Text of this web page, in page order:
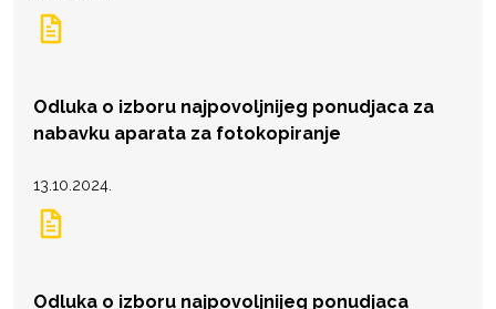
Odluka o izboru najpovoljnijeg ponudjaca za
nabavku aparata za fotokopiranje
13.10.2024.
Odluka o izboru najpovoljnijeg ponudjaca